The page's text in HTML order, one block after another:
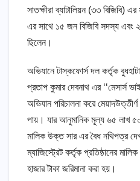
সাতক্ষীরা ব্যাটালিয়ন (৩৩ বিজিবি)
এর সাথে ১৫ জন বিজিবি সদস্য
ছিলেন।
অভিযানে টাস্কফোর্স দল কর্তৃক
প্রতাপ কুমার দেবনাথ এর ‘‘মেসার্স
অভিযান পরিচালনা করে
পায়। যার আনুমানিক মূল্য ৬৫ লাখ
মালিক উক্ত সার এর বৈধ নথিপত্র
ম্যাজিস্ট্রেট কর্তৃক প্রতিষ্ঠানের
হাজার টাকা জরিমানা করা হয়।